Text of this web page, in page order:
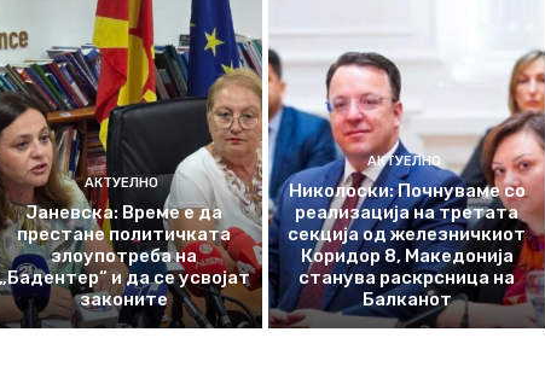
АКТУЕЛНО
Јаневска: Време е да
престане политичката
злоупотреба на
и да се усвојат
законите
АКТУЕЛНО
Николоски: Почнуваме со
реализација на третата
секција од железничкиот
Коридор 8, Македонија
станува раскрсница на
Балканот